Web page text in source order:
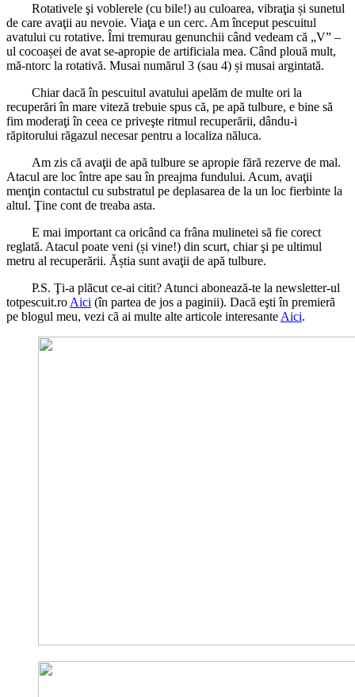
Rotativele şi voblerele (cu bile!) au culoarea, vibraţia și sunetul
de care avaţii au nevoie. Viaţa e un cerc. Am început pescuitul
avatului cu rotative. Îmi tremurau genunchii când vedeam că „V” –
ul cocoașei de avat se-apropie de artificiala mea. Când plouă mult,
mă-ntorc la rotativă. Musai numărul 3 (sau 4) și musai argintată.
Chiar dacă în pescuitul avatului apelăm de multe ori la
recuperări în mare viteză trebuie spus că, pe apă tulbure, e bine să
fim moderaţi în ceea ce priveşte ritmul recuperării, dându-i
răpitorului răgazul necesar pentru a localiza năluca.
Am zis că avaţii de apă tulbure se apropie fără rezerve de mal.
Atacul are loc între ape sau în preajma fundului. Acum, avaţii
menţin contactul cu substratul pe deplasarea de la un loc fierbinte la
altul. Ţine cont de treaba asta.
E mai important ca oricând ca frâna mulinetei să fie corect
reglată. Atacul poate veni (și vine!) din scurt, chiar şi pe ultimul
metru al recuperării. Ăștia sunt avaţii de apă tulbure.
P.S. Ţi-a plăcut ce-ai citit? Atunci abonează-te la newsletter-ul
totpescuit.ro Aici (în partea de jos a paginii). Dacă eşti în premierã
pe blogul meu, vezi cã ai multe alte articole interesante Aici.